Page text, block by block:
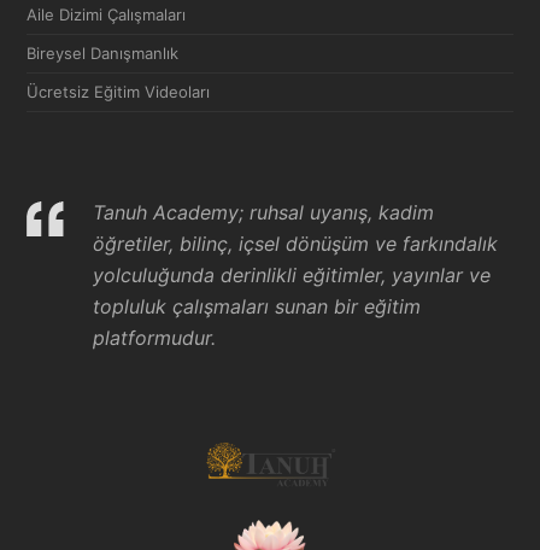
Aile Dizimi Çalışmaları
Bireysel Danışmanlık
Ücretsiz Eğitim Videoları
Tanuh Academy; ruhsal uyanış, kadim
öğretiler, bilinç, içsel dönüşüm ve farkındalık
yolculuğunda derinlikli eğitimler, yayınlar ve
topluluk çalışmaları sunan bir eğitim
platformudur.